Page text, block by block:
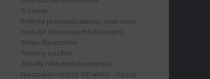
O szkole
Polityka przeciwdziałania i zwalczania
nadużyć finansowych lub korupcji
Słowo dla uczniów
Terminy zjazdów
Zasady rekrutacji do projektu:
Nauczanie rolnicze XXI wieku – lepszy